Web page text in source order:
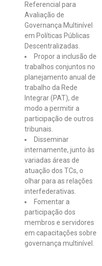
Referencial para
Avaliação de
Governança Multinível
em Políticas Públicas
Descentralizadas.
Propor a inclusão de
trabalhos conjuntos no
planejamento anual de
trabalho da Rede
Integrar (PAT), de
modo a permitir a
participação de outros
tribunais.
Disseminar
internamente, junto às
variadas áreas de
atuação dos TCs, o
olhar para as relações
interfederativas.
Fomentar a
participação dos
membros e servidores
em capacitações sobre
governança multinível.